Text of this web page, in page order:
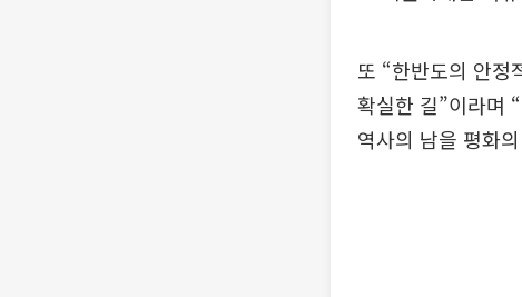
또 “한반도의 안정
확실한 길”이라며
역사의 남을 평화